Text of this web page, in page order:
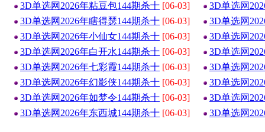
3D单选网2026年粘豆包144期杀十 [06-03]
3D单选网
3D单选网2026年瞎得瑟144期杀十 [06-03]
3D单选网
3D单选网2026年小仙女144期杀十 [06-03]
3D单选网
3D单选网2026年白开水144期杀十 [06-03]
3D单选网
3D单选网2026年七彩霞144期杀十 [06-03]
3D单选网
3D单选网2026年幻影侠144期杀十 [06-03]
3D单选网
3D单选网2026年如梦令144期杀十 [06-03]
3D单选网
3D单选网2026年东西城144期杀十 [06-03] 3D单选网